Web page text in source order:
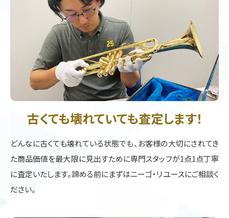
古くても壊れていても査定します！
どんなに古くても壊れている状態でも、お客様の大切にされてき
た商品価値を最大限に見出すために専門スタッフが1点1点丁寧
に査定いたします。諦める前にまずはニーゴ・リユースにご相談く
ださい。